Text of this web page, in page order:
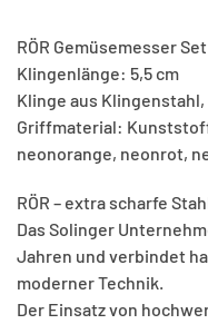
RÖR Gemüsemesser
Klingenlänge: 5,5 cm
Klinge aus
Griffmaterial:
neonorange, neonrot,
RÖR – extra scharfe
Das Solinger
Jahren und verbindet
moderner Technik.
Der Einsatz von